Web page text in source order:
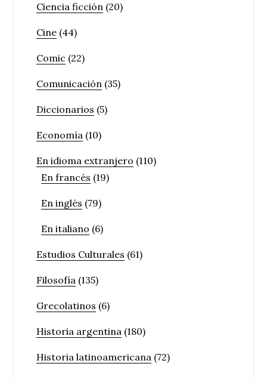
Ciencia ficción (20)
Cine (44)
Comic (22)
Comunicación (35)
Diccionarios (5)
Economía (10)
En idioma extranjero (110)
En francés (19)
En inglés (79)
En italiano (6)
Estudios Culturales (61)
Filosofía (135)
Grecolatinos (6)
Historia argentina (180)
Historia latinoamericana (72)